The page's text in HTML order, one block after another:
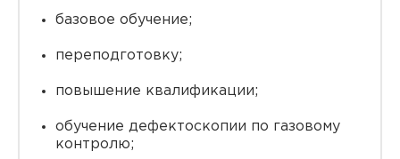
базовое обучение;
переподготовку;
повышение квалификации;
обучение дефектоскопии по газовому
контролю;